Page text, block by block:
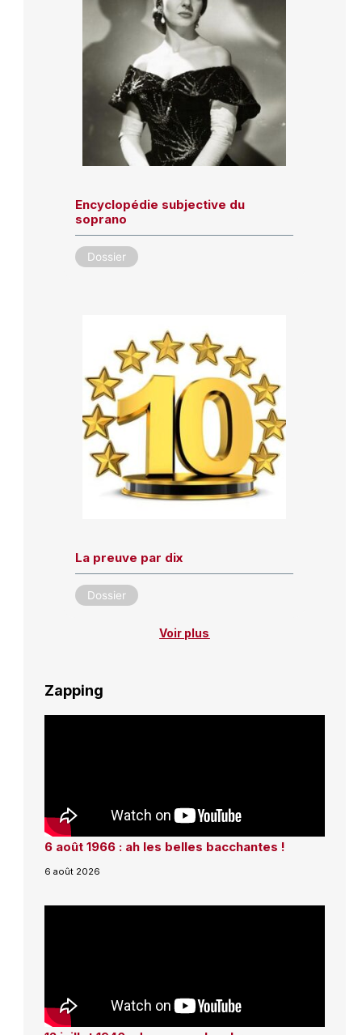
Encyclopédie subjective du
soprano
Dossier
La preuve par dix
Dossier
Voir plus
Zapping
6 août 1966 : ah les belles bacchantes !
6 août 2026